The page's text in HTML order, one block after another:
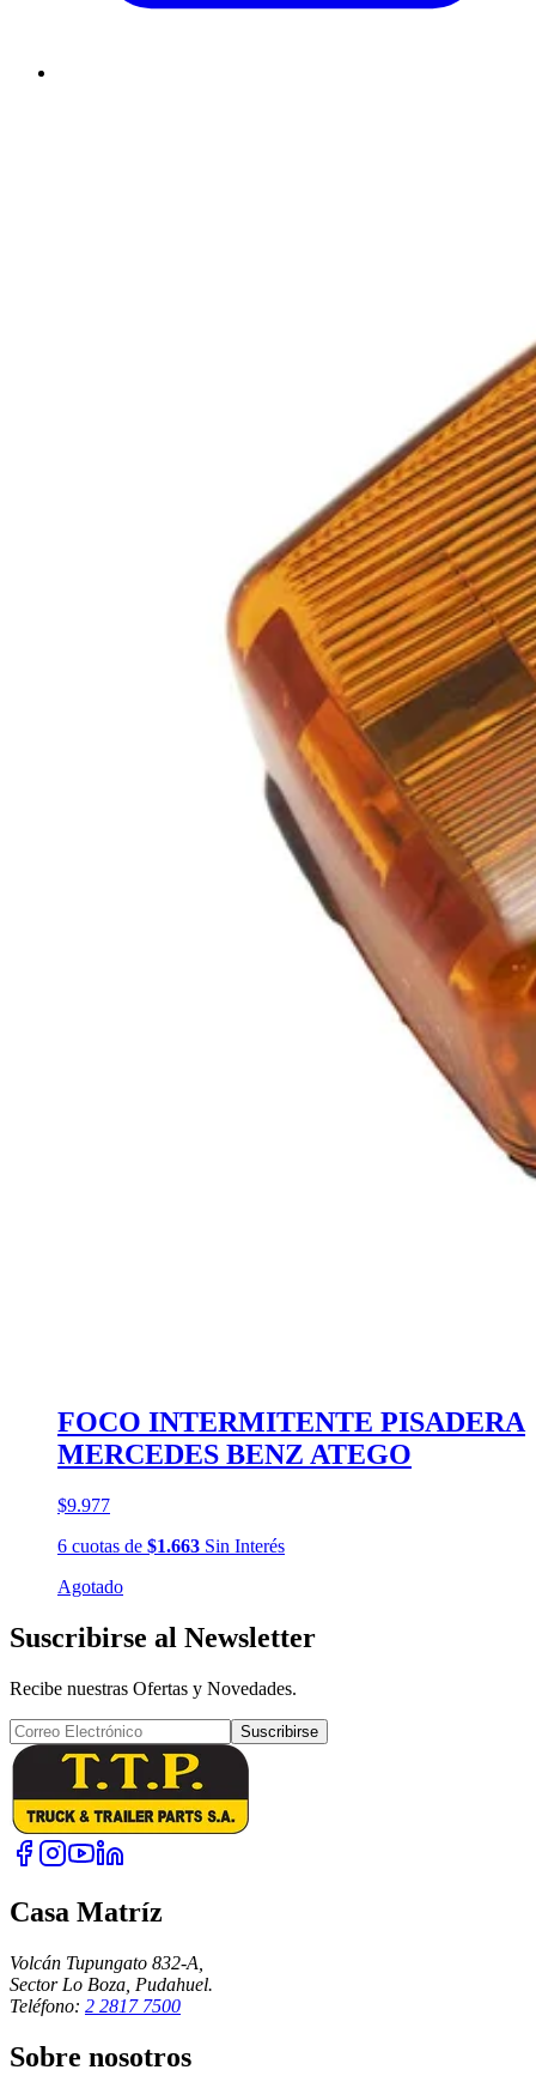
FOCO INTERMITENTE PISADERA
MERCEDES BENZ ATEGO
$9.977
6 cuotas de $1.663 Sin Interés
Agotado
Suscribirse al Newsletter
Recibe nuestras Ofertas y Novedades.
Suscribirse
Casa Matríz
Volcán Tupungato 832-A,
Sector Lo Boza, Pudahuel.
Teléfono: 2 2817 7500
Sobre nosotros